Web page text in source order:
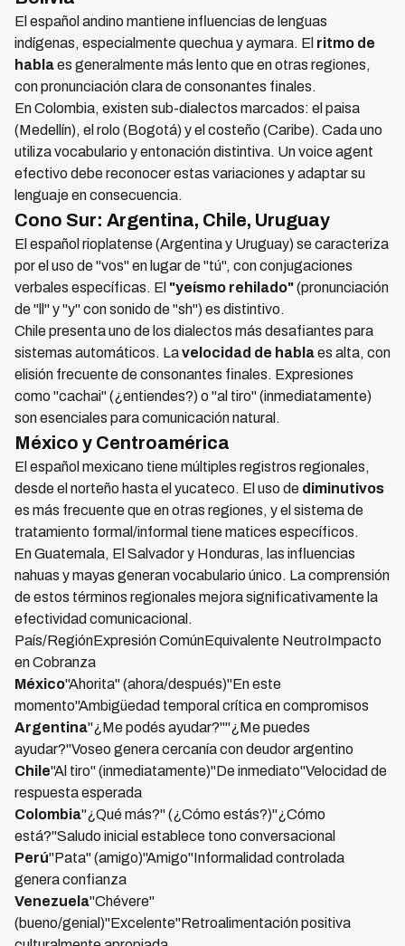
El español andino mantiene influencias de lenguas
indígenas, especialmente quechua y aymara. El ritmo de
hablaes generalmente más lento que en otras regiones,
con pronunciación clara de consonantes finales.
En Colombia, existen sub-dialectos marcados: el paisa
(Medellín), el rolo (Bogotá) y el costeño (Caribe). Cada uno
utiliza vocabulario y entonación distintiva. Un voice agent
efectivo debe reconocer estas variaciones y adaptar su
lenguaje en consecuencia.
Cono Sur: Argentina, Chile, Uruguay
El español rioplatense (Argentina y Uruguay) se caracteriza
por el uso de "vos" en lugar de "tú", con conjugaciones
verbales específicas. El "yeísmo rehilado"(pronunciación
de "ll" y "y" con sonido de "sh") es distintivo.
Chile presenta uno de los dialectos más desafiantes para
sistemas automáticos. Lavelocidad de hablaes alta, con
elisión frecuente de consonantes finales. Expresiones
como "cachai" (¿entiendes?) o "al tiro" (inmediatamente)
son esenciales para comunicación natural.
México y Centroamérica
El español mexicano tiene múltiples registros regionales,
desde el norteño hasta el yucateco. El uso de diminutivos
es más frecuente que en otras regiones, y el sistema de
tratamiento formal/informal tiene matices específicos.
En Guatemala, El Salvador y Honduras, las influencias
nahuas y mayas generan vocabulario único. La comprensión
de estos términos regionales mejora significativamente la
efectividad comunicacional.
País/RegiónExpresión ComúnEquivalente NeutroImpacto
en Cobranza
México"Ahorita" (ahora/después)"En este
momento"Ambigüedad temporal crítica en compromisos
Argentina"¿Me podés ayudar?""¿Me puedes
ayudar?"Voseo genera cercanía con deudor argentino
Chile"Al tiro" (inmediatamente)"De inmediato"Velocidad de
respuesta esperada
Colombia"¿Qué más?" (¿Cómo estás?)"¿Cómo
está?"Saludo inicial establece tono conversacional
Perú"Pata" (amigo)"Amigo"Informalidad controlada
genera confianza
Venezuela"Chévere"
(bueno/genial)"Excelente"Retroalimentación positiva